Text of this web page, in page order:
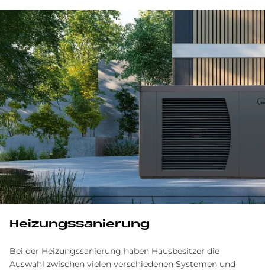
Heizungssanierung
Bei der Heizungssanierung haben Hausbesitzer die
Auswahl zwischen vielen verschiedenen Systemen und